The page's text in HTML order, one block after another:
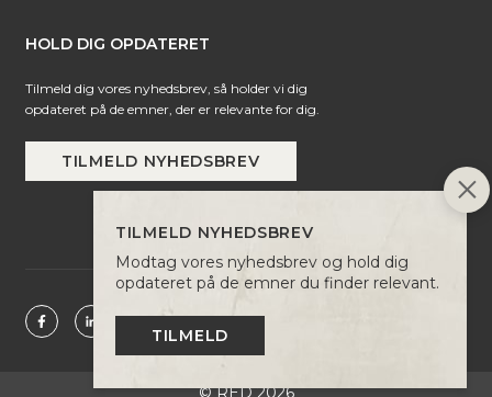
HOLD DIG OPDATERET
Tilmeld dig vores nyhedsbrev, så holder vi dig
opdateret på de emner, der er relevante for dig.
TILMELD NYHEDSBREV
TILMELD NYHEDSBREV
Modtag vores nyhedsbrev og hold dig
opdateret på de emner du finder relevant.
TILMELD